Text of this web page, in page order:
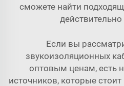
сможете найти
Если вы
звукоизоляционных
оптовым ценам, есть
источников, которые